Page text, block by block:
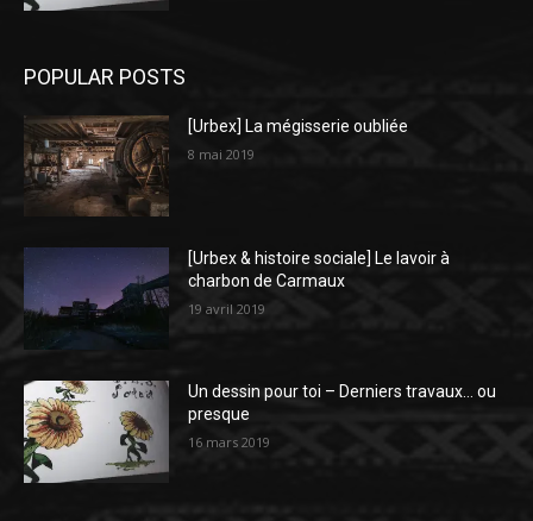
POPULAR POSTS
[Urbex] La mégisserie oubliée
8 mai 2019
[Urbex & histoire sociale] Le lavoir à
charbon de Carmaux
19 avril 2019
Un dessin pour toi – Derniers travaux… ou
presque
16 mars 2019